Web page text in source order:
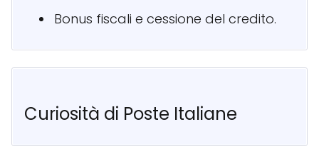
Bonus fiscali e cessione del credito.
Curiosità di Poste Italiane